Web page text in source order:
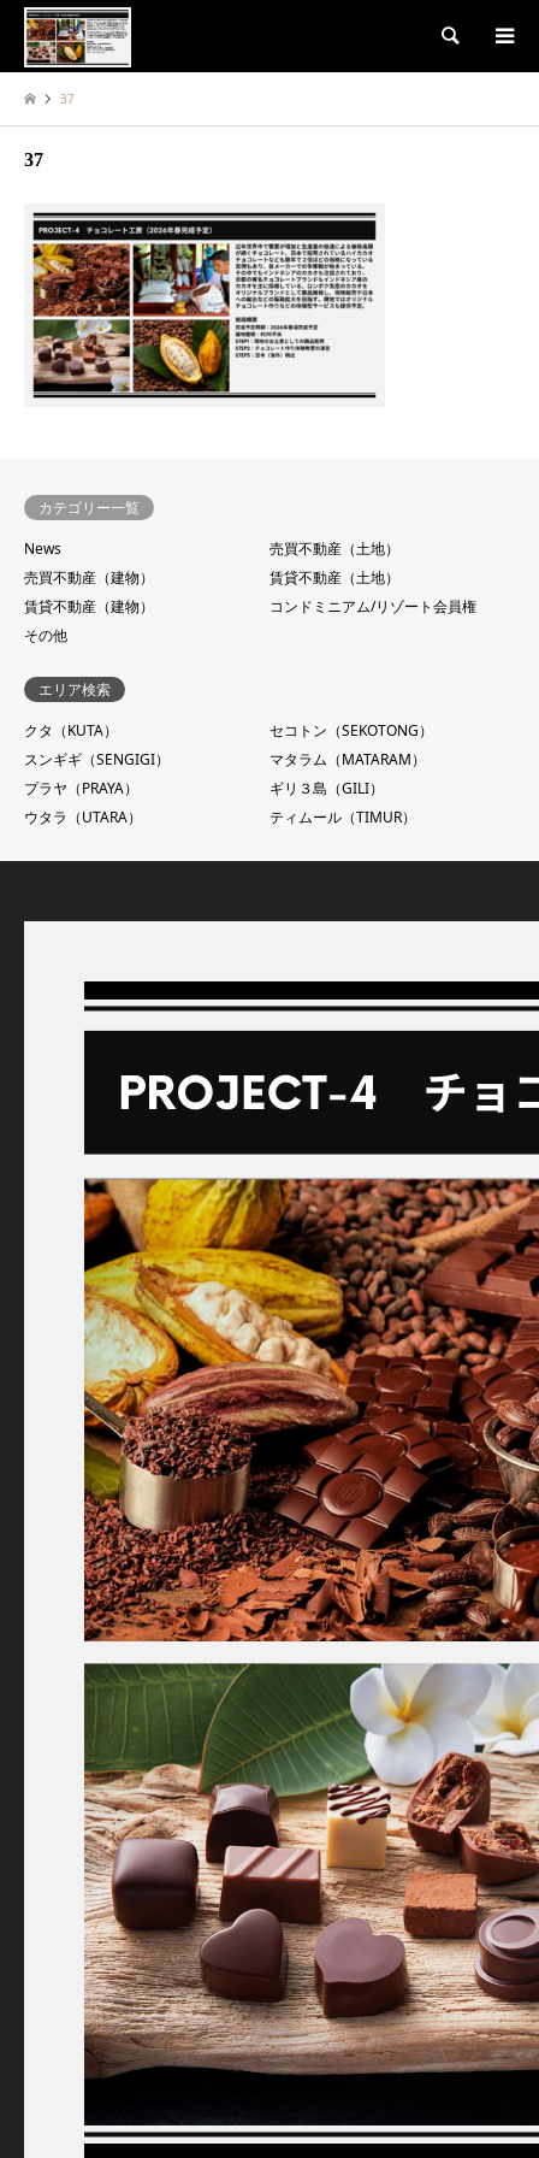
検索
37
37
カテゴリー一覧
News
売買不動産（土地）
売買不動産（建物）
賃貸不動産（土地）
賃貸不動産（建物）
コンドミニアム/リゾート会員権
その他
エリア検索
クタ（KUTA）
セコトン（SEKOTONG）
スンギギ（SENGIGI）
マタラム（MATARAM）
プラヤ（PRAYA）
ギリ３島（GILI）
ウタラ（UTARA）
ティムール（TIMUR）